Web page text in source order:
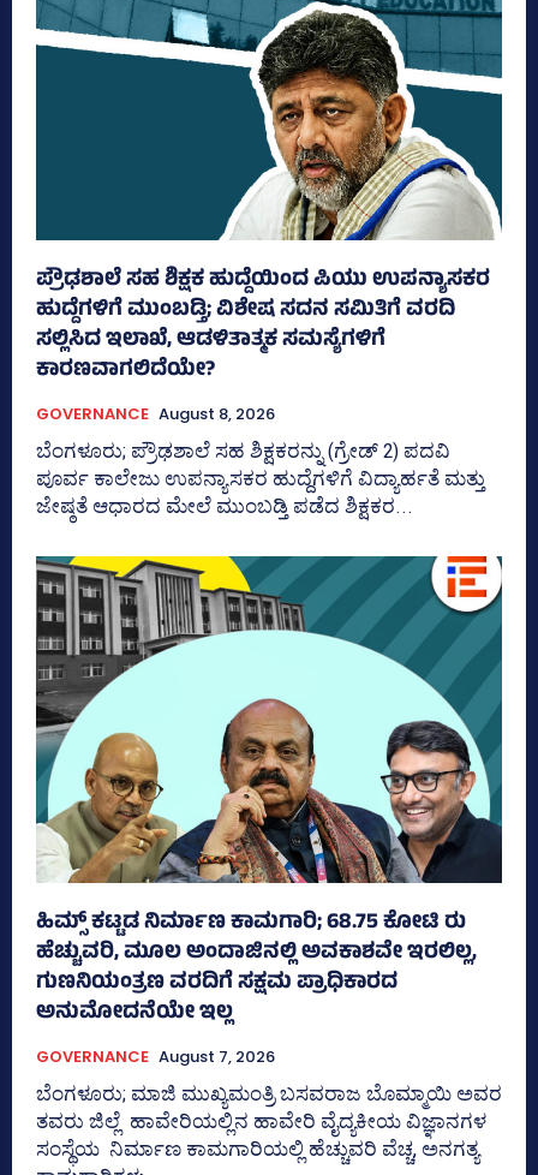
ಪ್ರೌಢಶಾಲೆ ಸಹ ಶಿಕ್ಷಕ ಹುದ್ದೆಯಿಂದ ಪಿಯು ಉಪನ್ಯಾಸಕರ
ಹುದ್ದೆಗಳಿಗೆ ಮುಂಬಡ್ತಿ; ವಿಶೇಷ ಸದನ ಸಮಿತಿಗೆ ವರದಿ
ಸಲ್ಲಿಸಿದ ಇಲಾಖೆ, ಆಡಳಿತಾತ್ಮಕ ಸಮಸ್ಯೆಗಳಿಗೆ
ಕಾರಣವಾಗಲಿದೆಯೇ?
GOVERNANCE August 8, 2026
ಬೆಂಗಳೂರು; ಪ್ರೌಢಶಾಲೆ ಸಹ ಶಿಕ್ಷಕರನ್ನು (ಗ್ರೇಡ್‌ 2) ಪದವಿ
ಪೂರ್ವ ಕಾಲೇಜು ಉಪನ್ಯಾಸಕರ ಹುದ್ದೆಗಳಿಗೆ ವಿದ್ಯಾರ್ಹತೆ ಮತ್ತು
ಜೇ‍ಷ್ಠತೆ ಆಧಾರದ ಮೇಲೆ ಮುಂಬಡ್ತಿ ಪಡೆದ ಶಿಕ್ಷಕರ...
ಹಿಮ್ಸ್‌ ಕಟ್ಟಡ ನಿರ್ಮಾಣ ಕಾಮಗಾರಿ; 68.75 ಕೋಟಿ ರು
ಹೆಚ್ಚುವರಿ, ಮೂಲ ಅಂದಾಜಿನಲ್ಲಿ ಅವಕಾಶವೇ ಇರಲಿಲ್ಲ,
ಗುಣನಿಯಂತ್ರಣ ವರದಿಗೆ ಸಕ್ಷಮ ಪ್ರಾಧಿಕಾರದ
ಅನುಮೋದನೆಯೇ ಇಲ್ಲ
GOVERNANCE August 7, 2026
ಬೆಂಗಳೂರು; ಮಾಜಿ ಮುಖ್ಯಮಂತ್ರಿ ಬಸವರಾಜ ಬೊಮ್ಮಾಯಿ ಅವರ
ತವರು ಜಿಲ್ಲೆ ಹಾವೇರಿಯಲ್ಲಿನ ಹಾವೇರಿ ವೈದ್ಯಕೀಯ ವಿಜ್ಞಾನಗಳ
ಸಂಸ್ಥೆಯ ನಿರ್ಮಾಣ ಕಾಮಗಾರಿಯಲ್ಲಿ ಹೆಚ್ಚುವರಿ ವೆಚ್ಚ, ಅನಗತ್ಯ